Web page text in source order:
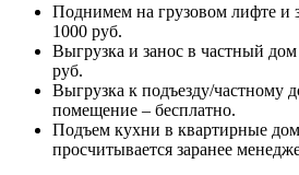
Поднимем на грузовом лифте и
1000 руб.
Выгрузка и занос в частный
руб.
Выгрузка к подъезду/частному
помещение – бесплатно.
Подъем кухни в квартирные
просчитывается заранее